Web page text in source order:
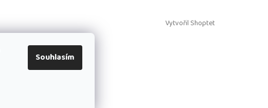
Souhlasím
Vytvořil Shoptet